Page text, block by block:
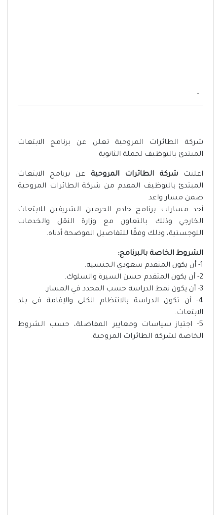
-
شركة الطائرات المروحية تعلن عن برنامج الابتعاث
المبتدئ بالتوظيف لحملة الثانوية
اعلنت شركة الطائرات المروحية عن برنامج الابتعاث
المبتدئ بالتوظيف المقدم من شركة الطائرات المروحية
ضمن مسار واعد
أحد مسارات برنامج خادم الحرمين الشريفين للابتعاث
الخارجي وذلك بالتعاون مع وزارة النقل والخدمات
اللوجستية، وذلك وفقًا للتفاصيل الموضحة أدناه.
الشروط الخاصة بالبرنامج:
1- أن يكون المتقدم سعودي الجنسية.
2- أن يكون المتقدم حسن السيرة والسلوك.
3- أن يكون نمط الدراسة حسب المحدد في المسار.
4- أن تكون الدراسة بالانتظام الكلي والإقامة في بلد
الابتعاث.
5- اجتياز سياسات ومعايير المفاضلة، حسب الشروط
الخاصة لشركة الطائرات المروحية.